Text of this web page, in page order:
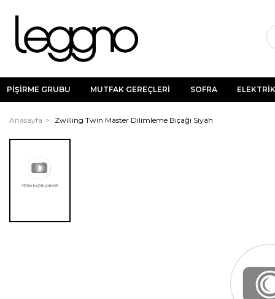
PİŞİRME GRUBU MUTFAK GEREÇLERİ SOFRA
Anasayfa Zwilling Twin Master Dilimleme Bıçağı Siyah